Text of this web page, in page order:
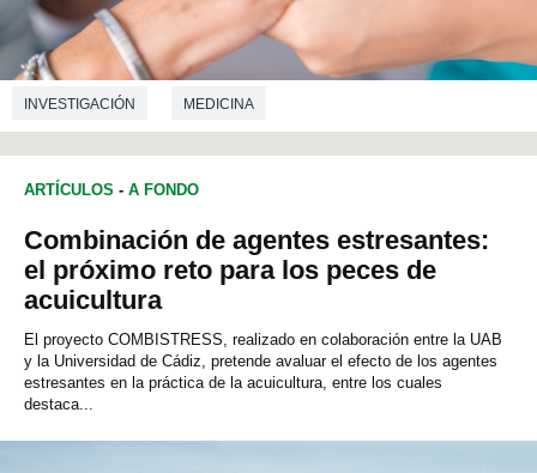
INVESTIGACIÓN MEDICINA
ARTÍCULOS - A FONDO
Combinación de agentes estresantes:
el próximo reto para los peces de
acuicultura
El proyecto COMBISTRESS, realizado en colaboración entre la UAB
y la Universidad de Cádiz, pretende avaluar el efecto de los agentes
estresantes en la práctica de la acuicultura, entre los cuales
destaca...